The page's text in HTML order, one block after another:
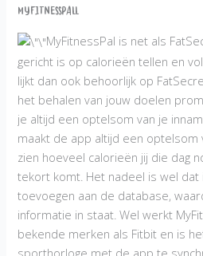
MyFitnessPall
MyFitnessPal is net als
gericht is op calorieën tellen en
lijkt dan ook behoorlijk op
het behalen van jouw doelen
je altijd een optelsom van je
maakt de app altijd een optelsom
zien hoeveel calorieën jij die dag
tekort komt. Het nadeel is wel
toevoegen aan de database,
informatie in staat. Wel werkt
bekende merken als Fitbit en is